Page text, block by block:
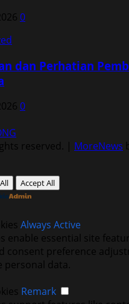
0
dan Perhatian
0
reserved. | MoreNews
Accept All
Always Active
enable essential site
consent preference
personal data.
Remark